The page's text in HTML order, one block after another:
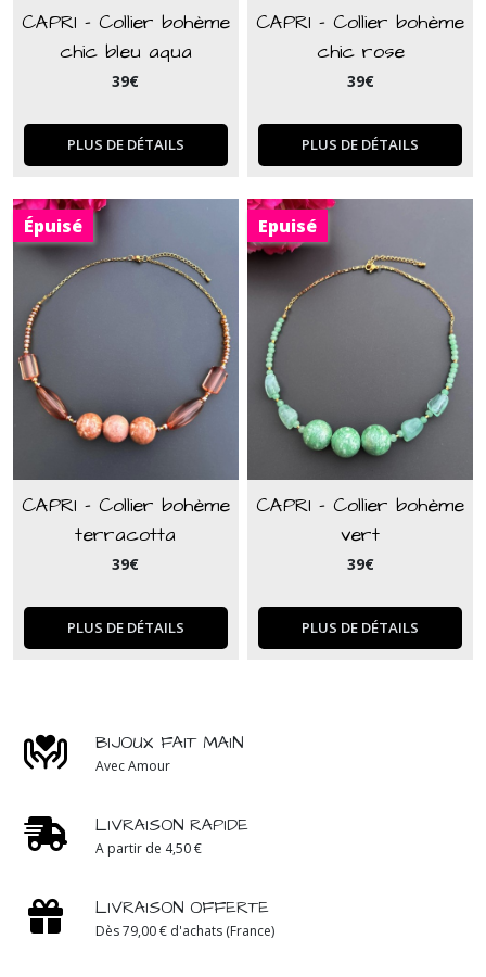
CAPRI - Collier bohème
chic bleu aqua
39€
PLUS DE DÉTAILS
CAPRI - Collier bohème
chic rose
39€
PLUS DE DÉTAILS
Épuisé
CAPRI - Collier bohème
terracotta
39€
PLUS DE DÉTAILS
Epuisé
CAPRI - Collier bohème
vert
39€
PLUS DE DÉTAILS
BIJOUX FAIT MAIN
Avec Amour
LIVRAISON RAPIDE
A partir de 4,50 €
LIVRAISON OFFERTE
Dès 79,00 € d'achats (France)